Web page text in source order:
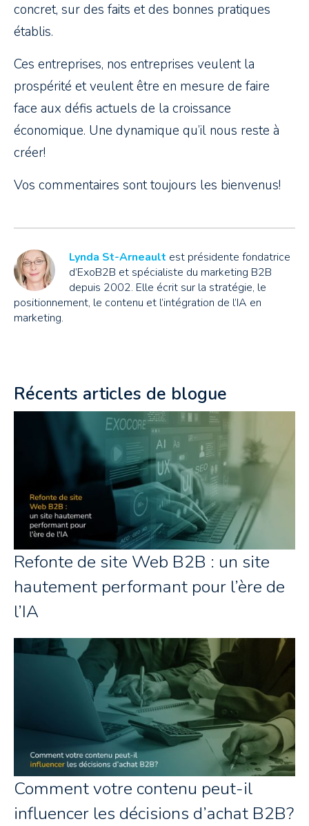
concret, sur des faits et des bonnes pratiques
établis.
Ces entreprises, nos entreprises veulent la
prospérité et veulent être en mesure de faire
face aux défis actuels de la croissance
économique. Une dynamique qu’il nous reste à
créer!
Vos commentaires sont toujours les bienvenus!
Lynda St-Arneault est présidente fondatrice
d’ExoB2B et spécialiste du marketing B2B
depuis 2002. Elle écrit sur la stratégie, le
positionnement, le contenu et l’intégration de l’IA en
marketing.
Récents articles de blogue
Refonte de site Web B2B : un site
hautement performant pour l’ère de
l’IA
Comment votre contenu peut-il
influencer les décisions d’achat B2B?